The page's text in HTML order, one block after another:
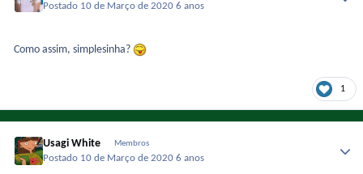
Postado 10 de Março de 20206 anos
Como assim, simplesinha?
1
Usagi White Membros
Postado 10 de Março de 20206 anos